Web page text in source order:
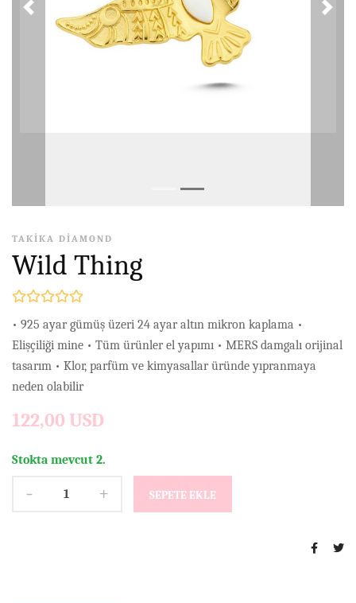
TAKIKA DIAMOND
Wild Thing
• 925 ayar gümüş üzeri 24 ayar altın mikron kaplama •
Elişçiliği mine • Tüm ürünler el yapımı • MERS damgalı orijinal
tasarım • Klor, parfüm ve kimyasallar üründe yıpranmaya
neden olabilir
122,00 USD
Stokta mevcut 2.
- + SEPETE EKLE